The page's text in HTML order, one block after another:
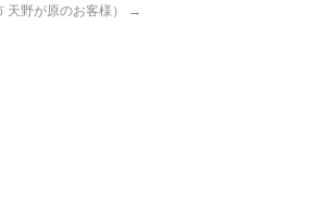
天野が原のお客様）
→